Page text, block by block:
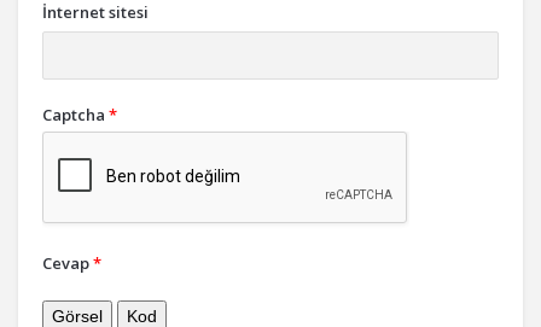
İnternet sitesi
Captcha *
Cevap*
Görsel Kod